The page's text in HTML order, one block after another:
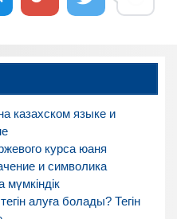
казахском языке и
курса юаня
и символика
мүмкіндік
алуға болады? Тегін